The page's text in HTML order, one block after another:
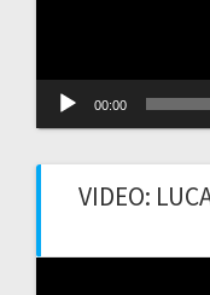
00:00
VIDEO: